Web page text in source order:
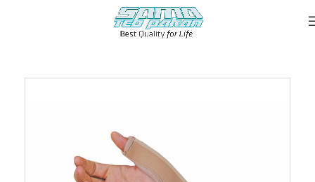
ارتز شست نئوپرن